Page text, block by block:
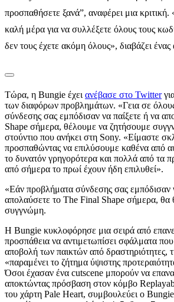
προσπαθήσετε ξανά”, αναφέρει μια κριτική.
καλή μέρα για να συλλέξετε όλους τους
δεν τους έχετε ακόμη όλους», διαβάζει ένας
Τώρα, η Bungie έχει ανέβασε στο Twitter
των διαφόρων προβλημάτων. «Γεια σε
σύνδεσης σας εμπόδισαν να παίξετε ή να
Shape σήμερα, θέλουμε να ζητήσουμε
στούντιο που ανήκει στη Sony. «Είμαστε
προσπαθώντας να επιλύσουμε καθένα από
το δυνατόν γρηγορότερα και πολλά από τα
από σήμερα το πρωί έχουν ήδη επιλυθεί».
«Εάν προβλήματα σύνδεσης σας εμπόδισαν
απολαύσετε το The Final Shape σήμερα, θα
συγγνώμη.
Η Bungie κυκλοφόρησε μια σειρά από
προσπάθεια να αντιμετωπίσει σφάλματα
αποβολή των παικτών από δραστηριότητες,
«παραμένει το ζήτημα ύψιστης
Όσοι έχασαν ένα cutscene μπορούν να
αποκτώντας πρόσβαση στον κόμβο
του χάρτη Pale Heart, συμβουλεύει ο